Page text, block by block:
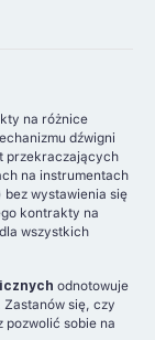
na różnice
dźwigni
przekraczających
na instrumentach
wystawienia się
kontrakty na
wszystkich
odnotowuje
się, czy
pozwolić sobie na